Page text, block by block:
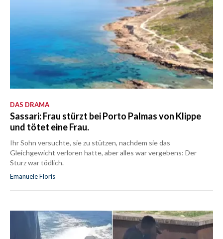
DAS DRAMA
Sassari: Frau stürzt bei Porto Palmas von Klippe
und tötet eine Frau.
Ihr Sohn versuchte, sie zu stützen, nachdem sie das
Gleichgewicht verloren hatte, aber alles war vergebens: Der
Sturz war tödlich.
Emanuele Floris